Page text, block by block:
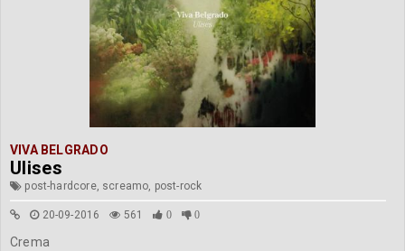
VIVA BELGRADO
Ulises
post-hardcore, screamo, post-rock
20-09-2016 561 0 0
Crema